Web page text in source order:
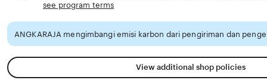
see program terms
ANGKARAJA mengimbangi emisi karbon dari pengiriman dan
View additional shop policies